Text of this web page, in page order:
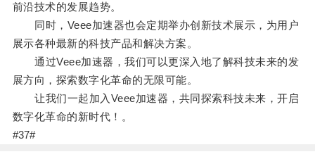
前沿技术的发展趋势。
同时，Veee加速器也会定期举办创新技术展示，为用户
展示各种最新的科技产品和解决方案。
通过Veee加速器，我们可以更深入地了解科技未来的发
展方向，探索数字化革命的无限可能。
让我们一起加入Veee加速器，共同探索科技未来，开启
数字化革命的新时代！。
#37#